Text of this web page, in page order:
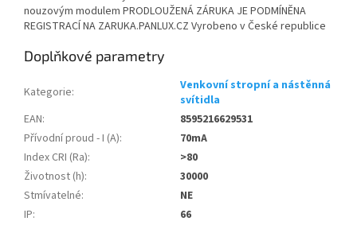
nouzovým modulem PRODLOUŽENÁ ZÁRUKA JE PODMÍNĚNA
REGISTRACÍ NA ZARUKA.PANLUX.CZ Vyrobeno v České republice
Doplňkové parametry
Kategorie:
Venkovní stropní a nástěnná
svítidla
EAN:
8595216629531
Přívodní proud - I (A):
70mA
Index CRI (Ra):
>80
Životnost (h):
30000
Stmívatelné:
NE
IP:
66